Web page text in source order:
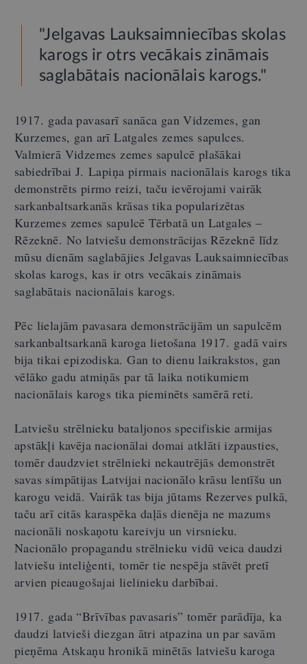
"Jelgavas Lauksaimniecības skolas
karogs ir otrs vecākais zināmais
saglabātais nacionālais karogs."
1917. gada pavasarī sanāca gan Vidzemes, gan
Kurzemes, gan arī Latgales zemes sapulces.
Valmierā Vidzemes zemes sapulcē plašākai
sabiedrībai J. Lapiņa pirmais nacionālais karogs tika
demonstrēts pirmo reizi, taču ievērojami vairāk
sarkanbaltsarkanās krāsas tika popularizētas
Kurzemes zemes sapulcē Tērbatā un Latgales –
Rēzeknē. No latviešu demonstrācijas Rēzeknē līdz
mūsu dienām saglabājies Jelgavas Lauksaimniecības
skolas karogs, kas ir otrs vecākais zināmais
saglabātais nacionālais karogs.
Pēc lielajām pavasara demonstrācijām un sapulcēm
sarkanbaltsarkanā karoga lietošana 1917. gadā vairs
bija tikai epizodiska. Gan to dienu laikrakstos, gan
vēlāko gadu atmiņās par tā laika notikumiem
nacionālais karogs tika pieminēts samērā reti.
Latviešu strēlnieku bataljonos specifiskie armijas
apstākļi kavēja nacionālai domai atklāti izpausties,
tomēr daudzviet strēlnieki nekautrējās demonstrēt
savas simpātijas Latvijai nacionālo krāsu lentīšu un
karogu veidā. Vairāk tas bija jūtams Rezerves pulkā,
taču arī citās karaspēka daļās dienēja ne mazums
nacionāli noskaņotu kareivju un virsnieku.
Nacionālo propagandu strēlnieku vidū veica daudzi
latviešu inteliģenti, tomēr tie nespēja stāvēt pretī
arvien pieaugošajai lielinieku darbībai.
1917. gada “Brīvības pavasaris” tomēr parādīja, ka
daudzi latvieši diezgan ātri atpazina un par savām
pieņēma Atskaņu hronikā minētās latviešu karoga